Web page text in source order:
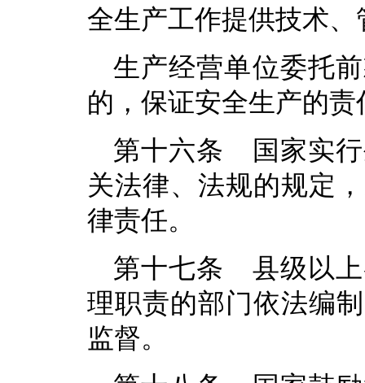
全生产工作提供技术、
生产经营单位委托
的，保证安全生产的
第十六条 国家实行
关法律、法规的规定
律责任。
第十七条 县级以上
理职责的部门依法编
监督。